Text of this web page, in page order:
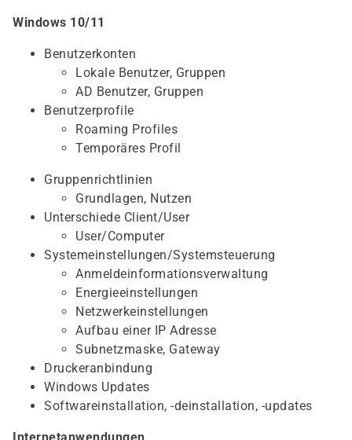
Windows 10/11
Benutzerkonten
Lokale Benutzer, Gruppen
AD Benutzer, Gruppen
Benutzerprofile
Roaming Profiles
Temporäres Profil
Gruppenrichtlinien
Grundlagen, Nutzen
Unterschiede Client/User
User/Computer
Systemeinstellungen/Systemsteuerung
Anmeldeinformationsverwaltung
Energieeinstellungen
Netzwerkeinstellungen
Aufbau einer IP Adresse
Subnetzmaske, Gateway
Druckeranbindung
Windows Updates
Softwareinstallation, -deinstallation, -updates